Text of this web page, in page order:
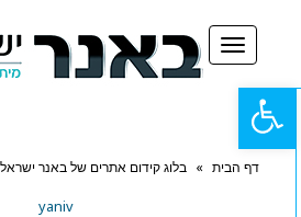
פתח
סרגל
נגישות
תפריט
דף הבית » בלוג קידום אתרים של באנר ישראל
yaniv